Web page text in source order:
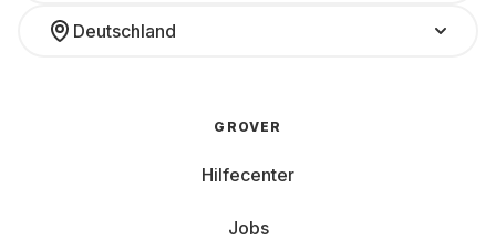
Deutschland
GROVER
Hilfecenter
Jobs